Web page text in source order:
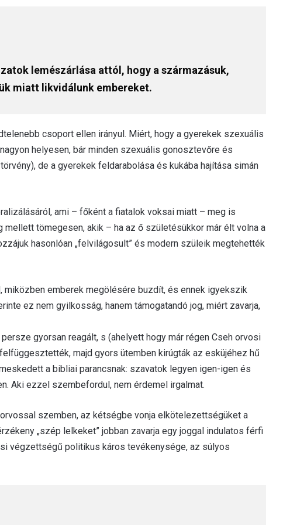
lemészárlása attól, hogy a származásuk,
miatt likvidálunk embereket.
csoport ellen irányul. Miért, hogy a gyerekek szexuális
helyesen, bár minden szexuális gonosztevőre és
de a gyerekek feldarabolása és kukába hajítása simán
ami – főként a fiatalok voksai miatt – meg is
tömegesen, akik – ha az ő születésükkor már élt volna a
hasonlóan „felvilágosult” és modern szüleik megtehették
miközben emberek megölésére buzdít, és ennek igyekszik
ez nem gyilkosság, hanem támogatandó jog, miért zavarja,
gyorsan reagált, s (ahelyett hogy már régen Cseh orvosi
majd gyors ütemben kirúgták az esküjéhez hű
a bibliai parancsnak: szavatok legyen igen-igen és
Aki ezzel szembefordul, nem érdemel irgalmat.
szemben, az kétségbe vonja elkötelezettségüket a
„szép lelkeket” jobban zavarja egy joggal indulatos férfi
végzettségű politikus káros tevékenysége, az súlyos